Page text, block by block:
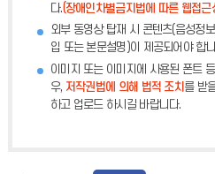
다.(장애인차별금지법에 따른 웹접근
외부 동영상 탑재 시 콘텐츠(음성정
입 또는 본문설명)이 제공되어야 합
이미지 또는 이미지에 사용된 폰트
우, 저작권법에 의해 법적 조치 를 받
하고 업로드 하시길 바랍니다.